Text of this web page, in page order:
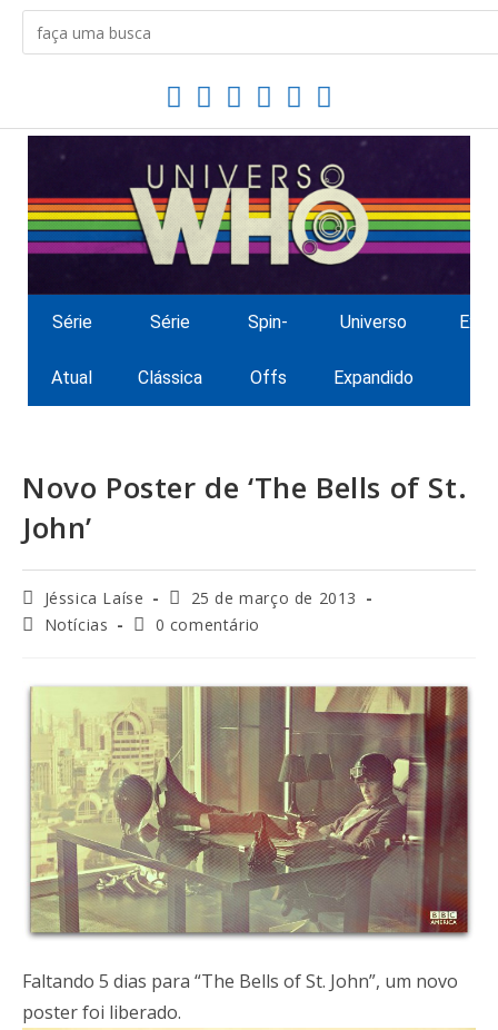
Série
Atual
Série
Clássica
Spin-
Offs
Universo
Expandido
Novo Poster de ‘The Bells of St.
John’
Jéssica Laíse
25 de março de 2013
Notícias
0 comentário
Faltando 5 dias para “The Bells of St. John”, um novo
poster foi liberado.